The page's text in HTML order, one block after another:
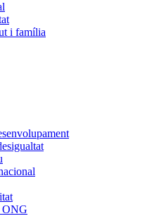
i família
ONG